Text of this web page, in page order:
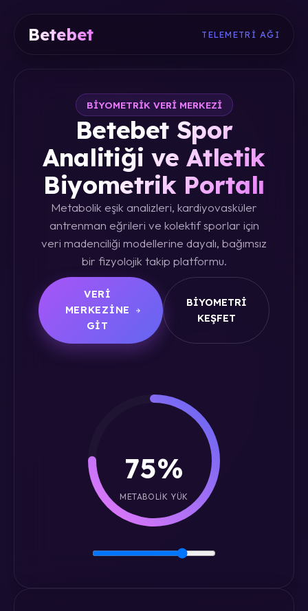
Betebet TELEMETRI AĞI
BIYOMETRIK VERI MERKEZI
Betebet Spor
Analitiği ve Atletik
Biyometrik Portalı
Metabolik eşik analizleri, kardiyovasküler
antrenman eğrileri ve kolektif sporlar için
veri madenciliği modellerine dayalı, bağımsız
bir fizyolojik takip platformu.
VERI
MERKEZINE
GIT
BIYOMETRI
KEŞFET
75%
METABOLIK YÜK